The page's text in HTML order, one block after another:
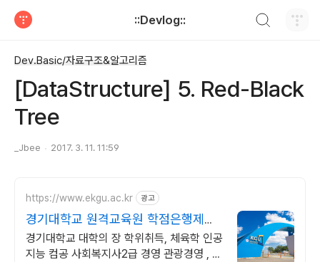
::Devlog::
Dev.Basic/자료구조&알고리즘
[DataStructure] 5. Red-Black
Tree
_Jbee 2017. 3. 11. 11:59
https://www.ekgu.ac.kr 광고
경기대학교 원격교육원 학점은행제
100%온라인수업
경기대학교 대학의 장 학위취득, 체육학 인공
지능 컴공 사회복지사2급 경영 관광경영 , 기